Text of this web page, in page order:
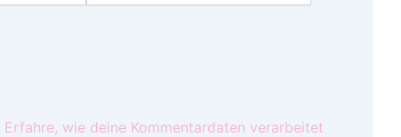
Erfahre, wie deine Kommentardaten verarbeitet